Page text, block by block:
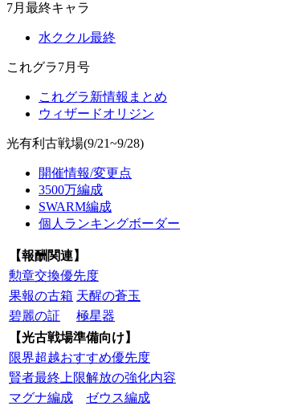
7月最終キャラ
水ククル最終
これグラ7月号
これグラ新情報まとめ
ウィザードオリジン
光有利古戦場(9/21~9/28)
開催情報/変更点
3500万編成
SWARM編成
個人ランキングボーダー
【報酬関連】
勲章交換優先度
果報の古箱 天醒の蒼玉
碧麗の証
極星器
【光古戦場準備向け】
限界超越おすすめ優先度
賢者最終上限解放の強化内容
マグナ編成
ゼウス編成